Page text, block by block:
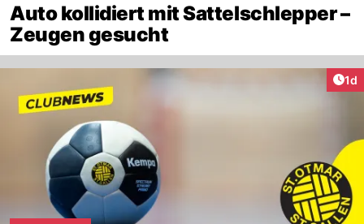
Auto kollidiert mit Sattelschlepper –
Zeugen gesucht
1d